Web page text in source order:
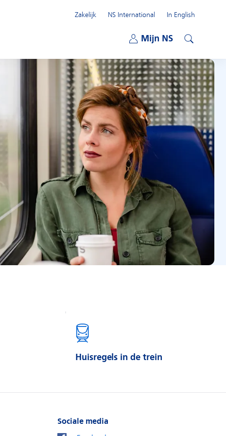
Mijn NS
Zakelijk
NS International
In English
Huisregels in de trein
Sociale media